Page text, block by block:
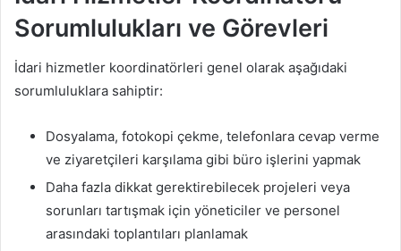
Sorumlulukları ve Görevleri
İdari hizmetler koordinatörleri genel olarak aşağıdaki
sorumluluklara sahiptir:
Dosyalama, fotokopi çekme, telefonlara cevap verme
ve ziyaretçileri karşılama gibi büro işlerini yapmak
Daha fazla dikkat gerektirebilecek projeleri veya
sorunları tartışmak için yöneticiler ve personel
arasındaki toplantıları planlamak